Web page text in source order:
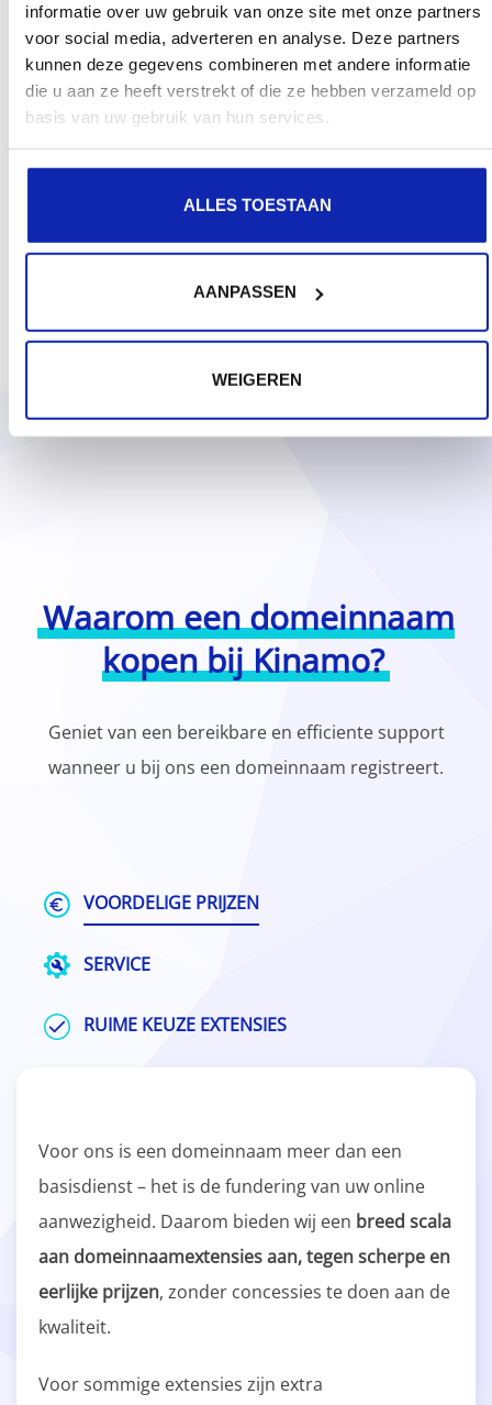
informatie over uw gebruik van onze site met onze partners
voor social media, adverteren en analyse. Deze partners
kunnen deze gegevens combineren met andere informatie
die u aan ze heeft verstrekt of die ze hebben verzameld op
basis van uw gebruik van hun services.
ALLES TOESTAAN
AANPASSEN
WEIGEREN
Waarom een domeinnaam
kopen bij Kinamo?
Geniet van een bereikbare en efficiente support
wanneer u bij ons een domeinnaam registreert.
VOORDELIGE PRIJZEN
SERVICE
RUIME KEUZE EXTENSIES
Voor ons is een domeinnaam meer dan een
basisdienst – het is de fundering van uw online
aanwezigheid. Daarom bieden wij een breed scala
aan domeinnaamextensies aan, tegen scherpe en
eerlijke prijzen, zonder concessies te doen aan de
kwaliteit.
Voor sommige extensies zijn extra